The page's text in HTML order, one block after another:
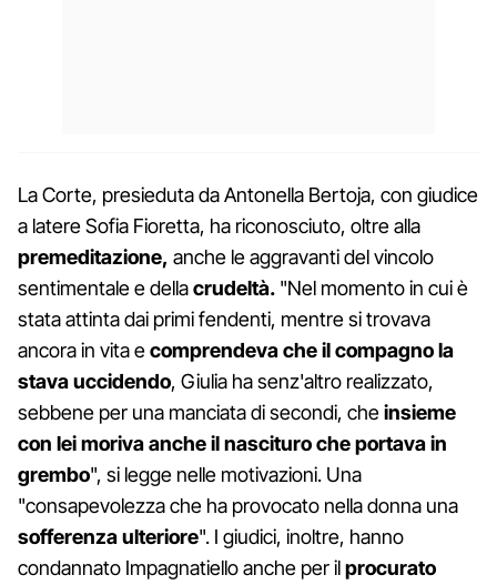
La Corte, presieduta da Antonella Bertoja, con giudice
a latere Sofia Fioretta, ha riconosciuto, oltre alla
premeditazione, anche le aggravanti del vincolo
sentimentale e dellacrudeltà. "Nel momento in cui è
stata attinta dai primi fendenti, mentre si trovava
ancora in vita ecomprendeva che il compagno la
stava uccidendo, Giulia ha senz'altro realizzato,
sebbene per una manciata di secondi, cheinsieme
con lei moriva anche il nascituro che portava in
grembo", si legge nelle motivazioni. Una
"consapevolezza che ha provocato nella donna una
sofferenza ulteriore". I giudici, inoltre, hanno
condannato Impagnatiello anche per ilprocurato